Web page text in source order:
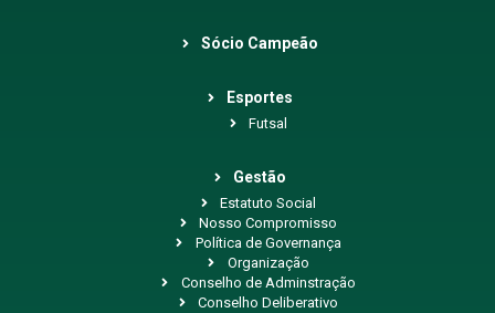
Sócio Campeão
Esportes
Futsal
Gestão
Estatuto Social
Nosso Compromisso
Política de Governança
Organização
Conselho de Adminstração
Conselho Deliberativo